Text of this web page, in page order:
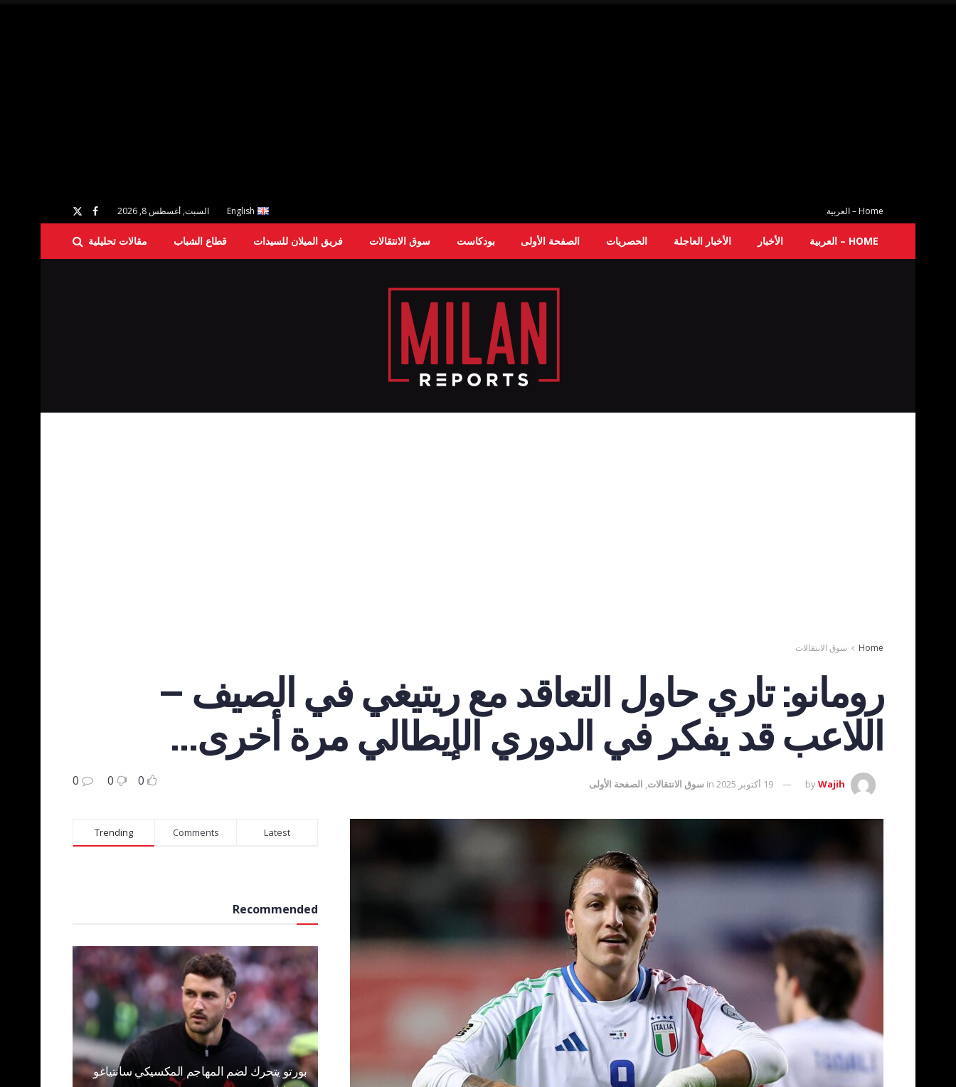
Home – العربية English السبت, أغسطس 8, 2026
HOME – العربية الأخبار الأخبار العاجلة الحصريات الصفحة الأولى بودكاست سوق الانتقالات فريق الميلان للسيدات قطاع الشباب مقالات تحليلية
Home سوق الانتقالات
رومانو: تاري حاول التعاقد مع ريتيغي في الصيف –
اللاعب قد يفكر في الدوري الإيطالي مرة أخرى…
byWajih 19 أكتوبر 2025 in سوق الانتقالات, الصفحة الأولى 0
0
Trending Comments Latest
Recommended
بورتو يتحرك لضم المهاجم المكسيكي سانتياغو